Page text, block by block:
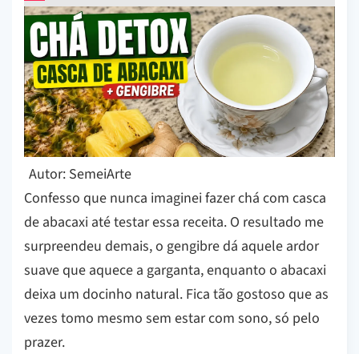
Autor: SemeiArte
Confesso que nunca imaginei fazer chá com casca
de abacaxi até testar essa receita. O resultado me
surpreendeu demais, o gengibre dá aquele ardor
suave que aquece a garganta, enquanto o abacaxi
deixa um docinho natural. Fica tão gostoso que as
vezes tomo mesmo sem estar com sono, só pelo
prazer.